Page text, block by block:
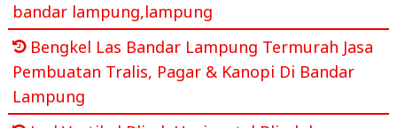
bandar lampung,lampung
Bengkel Las Bandar Lampung Termurah Jasa
Pembuatan Tralis, Pagar & Kanopi Di Bandar
Lampung